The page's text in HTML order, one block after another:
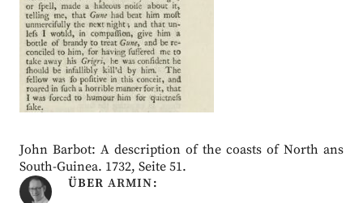
John Barbot: A description of the coasts of North ans
South-Guinea. 1732, Seite 51.
ÜBER ARMIN